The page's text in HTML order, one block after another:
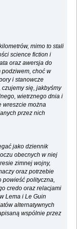
mimo to stali
science fiction i
oraz awersja do
choć w
i stanowcze
czujemy się, jakbyśmy
wietrznego dnia i
wreszcie można
przez nich
jako dziennik
obecnych w niej
zimnej wojny,
oraz potrzebie
powieść polityczna,
credo oraz relacjami
Lema i Le Guin
alternatywnych
wspólnie przez